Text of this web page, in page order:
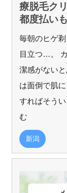
療脱毛ク
都度払い
毎朝のヒゲ
目立つ…。
潔感がない
は面倒で肌
すればそう
む
新潟